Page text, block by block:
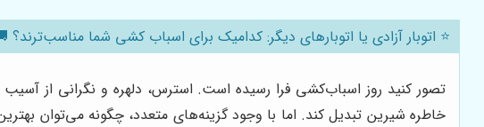
⭐️ اتوبار آزادی یا اتوبارهای دیگر: کدامیک برای اسباب کشی شما مناسب‌ترند؟
تصور کنید روز اسباب‌کشی فرا رسیده است. استرس، دلهره و نگرانی از
خاطره شیرین تبدیل کند. اما با وجود گزینه‌های متعدد، چگونه می‌توان